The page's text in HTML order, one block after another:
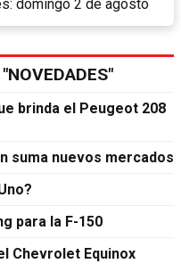
domingo 2 de agosto
brinda el Peugeot 208
suma nuevos mercados
para la F-150
Chevrolet Equinox